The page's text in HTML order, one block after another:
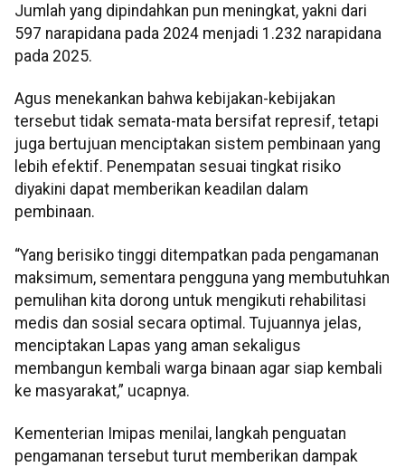
Jumlah yang dipindahkan pun meningkat, yakni dari
597 narapidana pada 2024 menjadi 1.232 narapidana
pada 2025.
Agus menekankan bahwa kebijakan-kebijakan
tersebut tidak semata-mata bersifat represif, tetapi
juga bertujuan menciptakan sistem pembinaan yang
lebih efektif. Penempatan sesuai tingkat risiko
diyakini dapat memberikan keadilan dalam
pembinaan.
“Yang berisiko tinggi ditempatkan pada pengamanan
maksimum, sementara pengguna yang membutuhkan
pemulihan kita dorong untuk mengikuti rehabilitasi
medis dan sosial secara optimal. Tujuannya jelas,
menciptakan Lapas yang aman sekaligus
membangun kembali warga binaan agar siap kembali
ke masyarakat,” ucapnya.
Kementerian Imipas menilai, langkah penguatan
pengamanan tersebut turut memberikan dampak